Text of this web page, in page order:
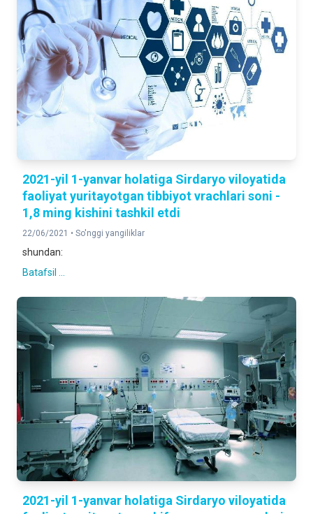
2021-yil 1-yanvar holatiga Sirdaryo viloyatida
faoliyat yuritayotgan tibbiyot vrachlari soni -
1,8 ming kishini tashkil etdi
22/06/2021 • So'nggi yangiliklar
shundan:
Batafsil ...
2021-yil 1-yanvar holatiga Sirdaryo viloyatida